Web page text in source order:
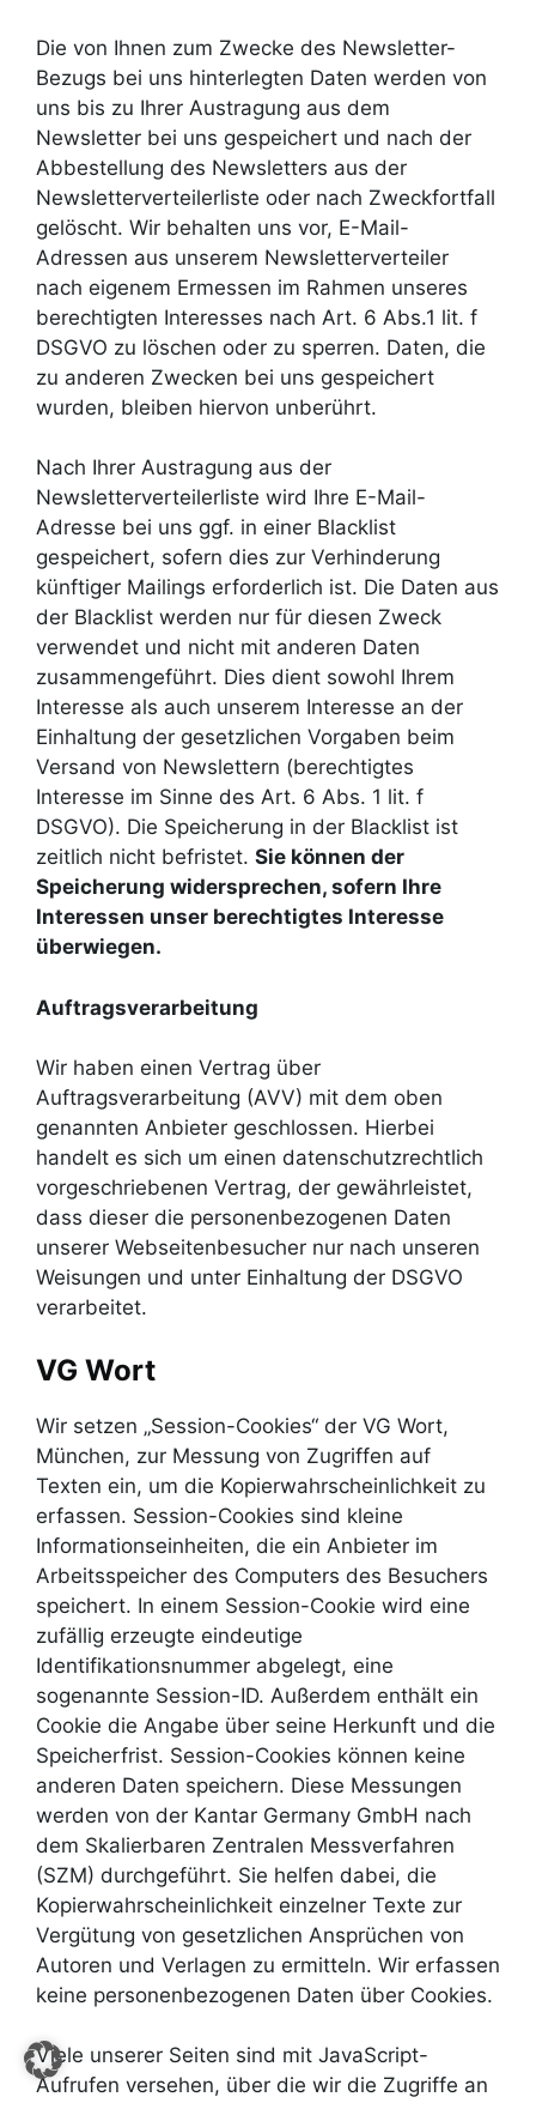
Die von Ihnen zum Zwecke des Newsletter-
Bezugs bei uns hinterlegten Daten werden von
uns bis zu Ihrer Austragung aus dem
Newsletter bei uns gespeichert und nach der
Abbestellung des Newsletters aus der
Newsletterverteilerliste oder nach Zweckfortfall
gelöscht. Wir behalten uns vor, E-Mail-
Adressen aus unserem Newsletterverteiler
nach eigenem Ermessen im Rahmen unseres
berechtigten Interesses nach Art. 6 Abs.1 lit. f
DSGVO zu löschen oder zu sperren. Daten, die
zu anderen Zwecken bei uns gespeichert
wurden, bleiben hiervon unberührt.
Nach Ihrer Austragung aus der
Newsletterverteilerliste wird Ihre E-Mail-
Adresse bei uns ggf. in einer Blacklist
gespeichert, sofern dies zur Verhinderung
künftiger Mailings erforderlich ist. Die Daten aus
der Blacklist werden nur für diesen Zweck
verwendet und nicht mit anderen Daten
zusammengeführt. Dies dient sowohl Ihrem
Interesse als auch unserem Interesse an der
Einhaltung der gesetzlichen Vorgaben beim
Versand von Newslettern (berechtigtes
Interesse im Sinne des Art. 6 Abs. 1 lit. f
DSGVO). Die Speicherung in der Blacklist ist
zeitlich nicht befristet. Sie können der
Speicherung widersprechen, sofern Ihre
Interessen unser berechtigtes Interesse
überwiegen.
Auftragsverarbeitung
Wir haben einen Vertrag über
Auftragsverarbeitung (AVV) mit dem oben
genannten Anbieter geschlossen. Hierbei
handelt es sich um einen datenschutzrechtlich
vorgeschriebenen Vertrag, der gewährleistet,
dass dieser die personenbezogenen Daten
unserer Webseitenbesucher nur nach unseren
Weisungen und unter Einhaltung der DSGVO
verarbeitet.
VG Wort
Wir setzen „Session-Cookies“ der VG Wort,
München, zur Messung von Zugriffen auf
Texten ein, um die Kopierwahrscheinlichkeit zu
erfassen. Session-Cookies sind kleine
Informationseinheiten, die ein Anbieter im
Arbeitsspeicher des Computers des Besuchers
speichert. In einem Session-Cookie wird eine
zufällig erzeugte eindeutige
Identifikationsnummer abgelegt, eine
sogenannte Session-ID. Außerdem enthält ein
Cookie die Angabe über seine Herkunft und die
Speicherfrist. Session-Cookies können keine
anderen Daten speichern. Diese Messungen
werden von der Kantar Germany GmbH nach
dem Skalierbaren Zentralen Messverfahren
(SZM) durchgeführt. Sie helfen dabei, die
Kopierwahrscheinlichkeit einzelner Texte zur
Vergütung von gesetzlichen Ansprüchen von
Autoren und Verlagen zu ermitteln. Wir erfassen
keine personenbezogenen Daten über Cookies.
Viele unserer Seiten sind mit JavaScript-
Aufrufen versehen, über die wir die Zugriffe an